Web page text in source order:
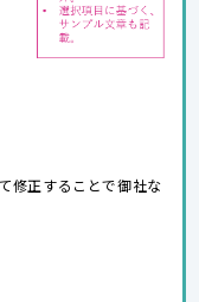
修正することで御社な